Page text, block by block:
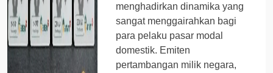
menghadirkan dinamika yang
sangat menggairahkan bagi
para pelaku pasar modal
domestik. Emiten
pertambangan milik negara,